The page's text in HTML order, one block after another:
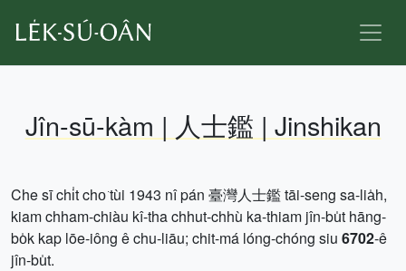
Jîn-sū-kàm | 人士鑑 | Jinshikan
Che sī chi̍t cho͘ tùi 1943 nî pán 臺灣人士鑑 tāi-seng sa-lia̍h,
kiam chham-chiàu kî-tha chhut-chhù ka-thiam jîn-bu̍t hāng-
bo̍k kap lōe-iông ê chu-liāu; chit-má lóng-chóng siu 6702-ê
jîn-bu̍t.